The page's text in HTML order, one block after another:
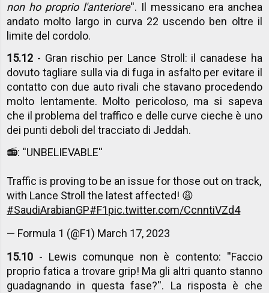
non ho proprio l'anteriore''. Il messicano era anchea
andato molto largo in curva 22 uscendo ben oltre il
limite del cordolo.
15.12 - Gran rischio per Lance Stroll: il canadese ha
dovuto tagliare sulla via di fuga in asfalto per evitare il
contatto con due auto rivali che stavano procedendo
molto lentamente. Molto pericoloso, ma si sapeva
che il problema del traffico e delle curve cieche è uno
dei punti deboli del tracciato di Jeddah.
📻: ''UNBELIEVABLE''
Traffic is proving to be an issue for those out on track,
with Lance Stroll the latest affected! 😩
#SaudiArabianGP#F1pic.twitter.com/CcnntiVZd4
— Formula 1 (@F1) March 17, 2023
15.10 - Lewis comunque non è contento: ''Faccio
proprio fatica a trovare grip! Ma gli altri quanto stanno
guadagnando in questa fase?''. La risposta è che